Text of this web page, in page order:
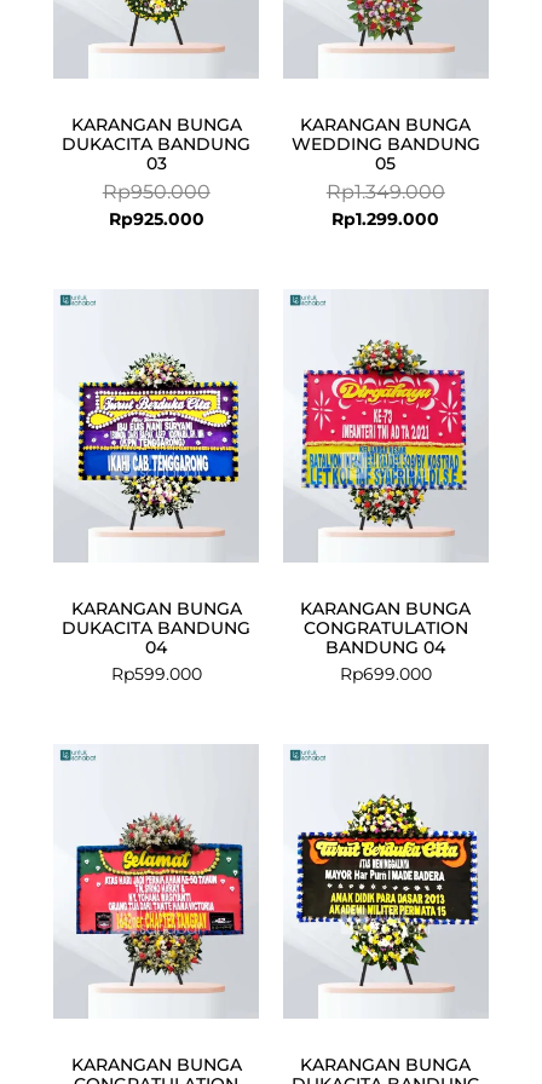
KARANGAN BUNGA
DUKACITA BANDUNG
03
Rp950.000
Rp925.000
KARANGAN BUNGA
WEDDING BANDUNG
05
Rp1.349.000
Rp1.299.000
KARANGAN BUNGA
DUKACITA BANDUNG
04
Rp599.000
KARANGAN BUNGA
CONGRATULATION
BANDUNG 04
Rp699.000
KARANGAN BUNGA
KARANGAN BUNGA
Rp549.000.
Rp499.000.